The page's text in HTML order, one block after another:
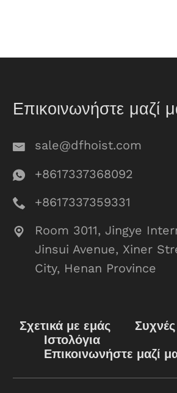
Επικοινωνήστε μαζί
sale@dfhoist.com
+8617337368092
+8617337359331
Room 3011, Jingye
Jinsui Avenue, Xiner
City, Henan Province
Σχετικά με εμάς
Ιστολόγια
Επικοινωνήστε μαζί